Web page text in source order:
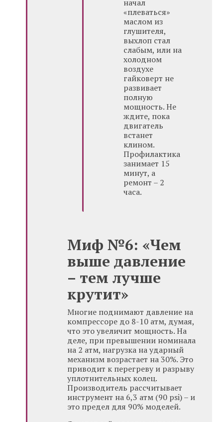
начал
«плеваться»
маслом из
глушителя,
выхлоп стал
слабым, или на
холодном
воздухе
гайковерт не
развивает
полную
мощность. Не
ждите, пока
двигатель
встанет
клином.
Профилактика
занимает 15
минут, а
ремонт – 2
часа.
Миф №6: «Чем
выше давление
– тем лучше
крутит»
Многие поднимают давление на
компрессоре до 8-10 атм, думая,
что это увеличит мощность. На
деле, при превышении номинала
на 2 атм, нагрузка на ударный
механизм возрастает на 30%. Это
приводит к перегреву и разрыву
уплотнительных колец.
Производитель рассчитывает
инструмент на 6,3 атм (90 psi) – и
это предел для 90% моделей.